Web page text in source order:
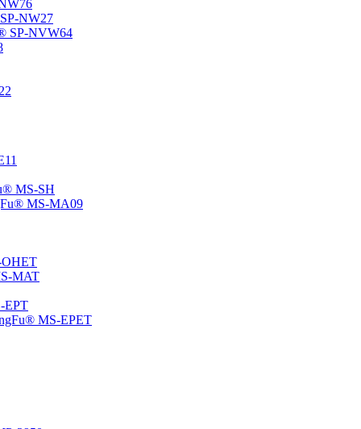
NW27
SP-NVW64
MS-SH
MS-MA09
OHET
MAT
EPT
MS-EPET